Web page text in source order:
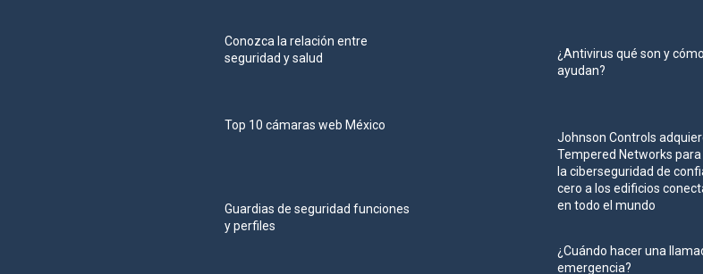
Conozca la relación entre
seguridad y salud
Top 10 cámaras web México
Guardias de seguridad funciones
y perfiles
¿Antivirus qué son y
ayudan?
Johnson Controls
Tempered Networks
la ciberseguridad de
cero a los edificios
en todo el mundo
¿Cuándo hacer una
emergencia?